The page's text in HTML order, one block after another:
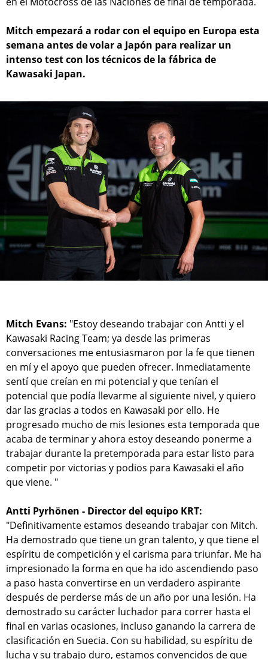
Mitch empezará a rodar con el equipo en Europa esta
semana antes de volar a Japón para realizar un
intenso test con los técnicos de la fábrica de
Kawasaki Japan.
Mitch Evans: "Estoy deseando trabajar con Antti y el
Kawasaki Racing Team; ya desde las primeras
conversaciones me entusiasmaron por la fe que tienen
en mí y el apoyo que pueden ofrecer. Inmediatamente
sentí que creían en mi potencial y que tenían el
potencial que podía llevarme al siguiente nivel, y quiero
dar las gracias a todos en Kawasaki por ello. He
progresado mucho de mis lesiones esta temporada que
acaba de terminar y ahora estoy deseando ponerme a
trabajar durante la pretemporada para estar listo para
competir por victorias y podios para Kawasaki el año
que viene. "
Antti Pyrhönen - Director del equipo KRT:
"Definitivamente estamos deseando trabajar con Mitch.
Ha demostrado que tiene un gran talento, y que tiene el
espíritu de competición y el carisma para triunfar. Me ha
impresionado la forma en que ha ido ascendiendo paso
a paso hasta convertirse en un verdadero aspirante
después de perderse más de un año por una lesión. Ha
demostrado su carácter luchador para correr hasta el
final en varias ocasiones, incluso ganando la carrera de
clasificación en Suecia. Con su habilidad, su espíritu de
lucha y su trabajo duro, estamos convencidos de que